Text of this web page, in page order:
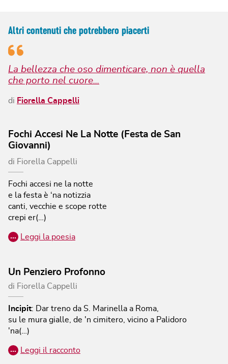
Altri contenuti che potrebbero piacerti
La bellezza che oso dimenticare, non è quella
che porto nel cuore...
di Fiorella Cappelli
Fochi Accesi Ne La Notte (Festa de San
Giovanni)
di Fiorella Cappelli
Fochi accesi ne la notte
e la festa è ‘na notizzia
canti, vecchie e scope rotte
crepi er(…)
… Leggi la poesia
Un Penziero Profonno
di Fiorella Cappelli
Incipit:
Dar treno da S. Marinella a Roma,
su le mura gialle, de 'n cimitero, vicino a Palidoro
'na(…)
… Leggi il racconto